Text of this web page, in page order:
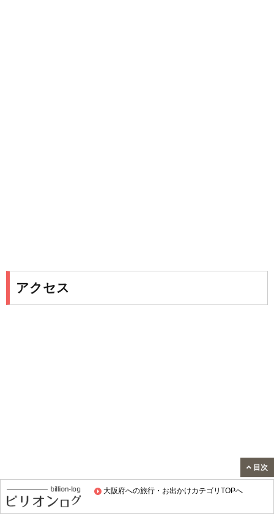
大阪府への旅行・お出かけカテゴリTOPへ
アクセス
目次